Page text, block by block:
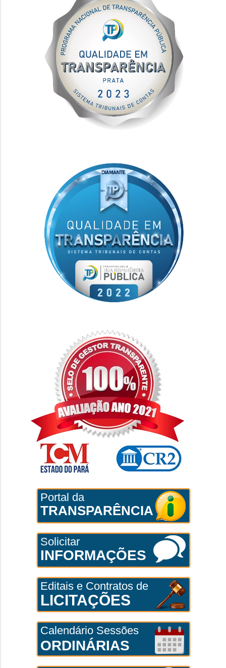
Portal da
TRANSPARÊNCIA
Solicitar
INFORMAÇÕES
Editais e Contratos de
LICITAÇÕES
Calendário Sessões
ORDINÁRIAS